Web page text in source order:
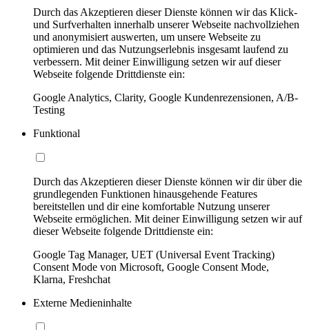
Durch das Akzeptieren dieser Dienste können wir das Klick-
und Surfverhalten innerhalb unserer Webseite nachvollziehen
und anonymisiert auswerten, um unsere Webseite zu
optimieren und das Nutzungserlebnis insgesamt laufend zu
verbessern. Mit deiner Einwilligung setzen wir auf dieser
Webseite folgende Drittdienste ein:
Google Analytics, Clarity, Google Kundenrezensionen, A/B-
Testing
Funktional
Durch das Akzeptieren dieser Dienste können wir dir über die
grundlegenden Funktionen hinausgehende Features
bereitstellen und dir eine komfortable Nutzung unserer
Webseite ermöglichen. Mit deiner Einwilligung setzen wir auf
dieser Webseite folgende Drittdienste ein:
Google Tag Manager, UET (Universal Event Tracking)
Consent Mode von Microsoft, Google Consent Mode,
Klarna, Freshchat
Externe Medieninhalte